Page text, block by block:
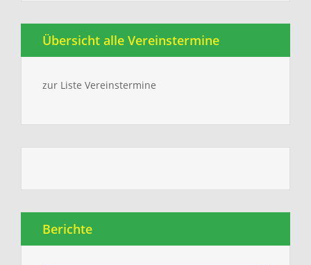
Übersicht alle Vereinstermine
zur Liste Vereinstermine
Berichte